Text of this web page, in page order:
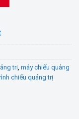
là:
trị máy chiếu quảng
chiếu quảng trị